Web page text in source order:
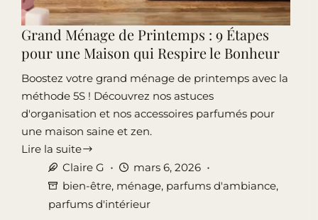
Grand Ménage de Printemps : 9 Étapes
pour une Maison qui Respire le Bonheur
Boostez votre grand ménage de printemps avec la
méthode 5S ! Découvrez nos astuces
d'organisation et nos accessoires parfumés pour
une maison saine et zen.
Lire la suite
Grand
Ménage
Printemps
Claire G
mars 6, 2026
bien-être, ménage, parfums d'ambiance,
parfums d'intérieur